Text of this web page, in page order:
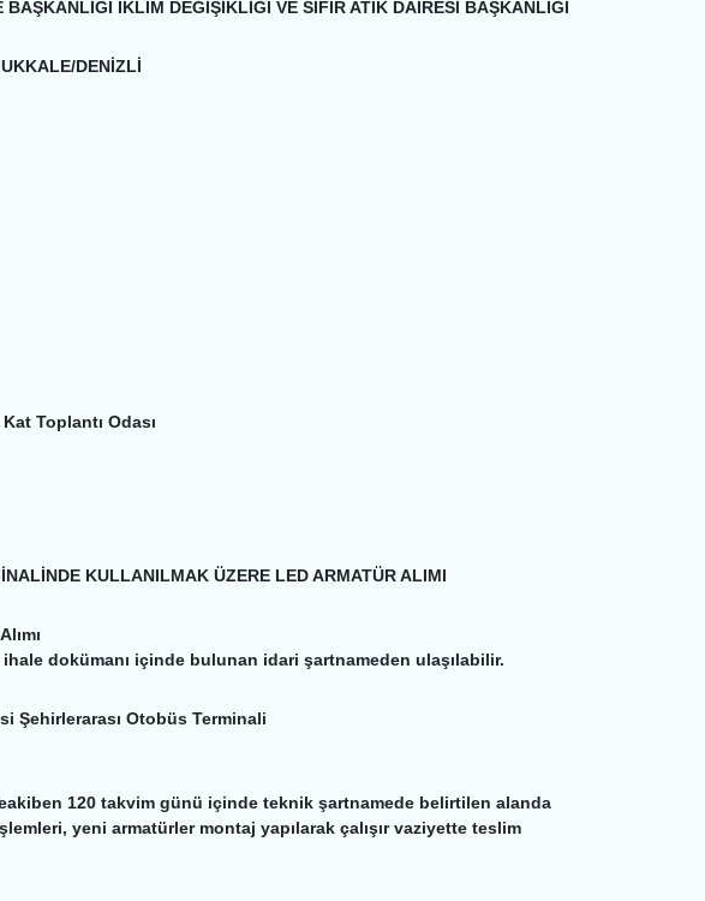
BAŞKANLIĞI İKLİM DEĞİŞİKLİĞİ VE SIFIR ATIK DAİRESİ BAŞKANLIĞI
DENİZLİ
Toplantı Odası
KULLANILMAK ÜZERE LED ARMATÜR ALIMI
ihale dokümanı içinde bulunan idari şartnameden ulaşılabilir.
Şehirlerarası Otobüs Terminali
120 takvim günü içinde teknik şartnamede belirtilen alanda
yeni armatürler montaj yapılarak çalışır vaziyette teslim